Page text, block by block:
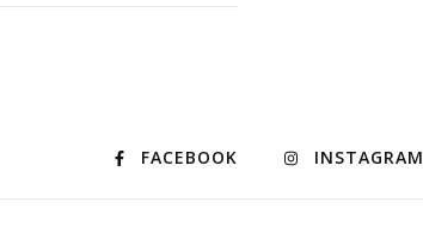
FACEBOOK INSTAGRAM